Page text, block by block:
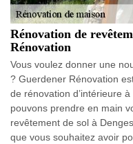
Rénovation de
Rénovation
Vous voulez donner une
? Guerdener Rénovation
de rénovation d’intérieure
pouvons prendre en main
revêtement de sol à
que vous souhaitez avoir